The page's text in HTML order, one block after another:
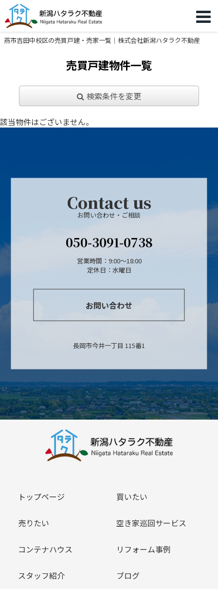
燕市吉田中校区の売買戸建・売家一覧｜株式会社新潟ハタラク不動産
売買戸建物件一覧
検索条件を変更
該当物件はございません。
Contact us
お問い合わせ・ご相談
050-3091-0738
営業時間：9:00～18:00
定休日：水曜日
お問い合わせ
長岡市今井一丁目 115番1
トップページ 買いたい
売りたい 空き家巡回サービス
コンテナハウス リフォーム事例
スタッフ紹介 ブログ